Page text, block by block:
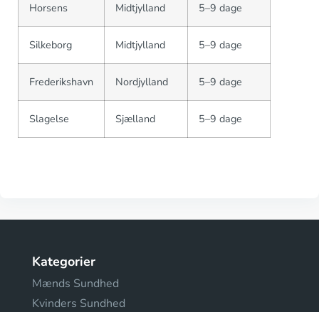
Horsens Midtjylland 5–9 dage
Silkeborg Midtjylland 5–9 dage
Frederikshavn Nordjylland 5–9 dage
Slagelse Sjælland 5–9 dage
Kategorier
Mænds Sundhed
Kvinders Sundhed